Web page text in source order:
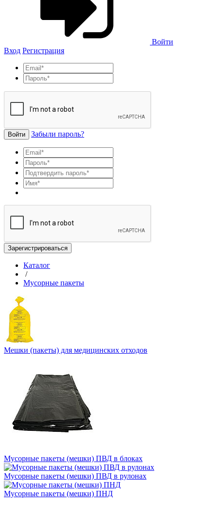
Войти
Вход Регистрация
Войти Забыли пароль?
Зарегистрироваться
Каталог
/
Мусорные пакеты
Мешки (пакеты) для медицинских отходов
Мусорные пакеты (мешки) ПВД в блоках
Мусорные пакеты (мешки) ПВД в рулонах
Мусорные пакеты (мешки) ПНД